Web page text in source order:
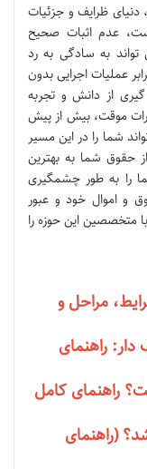
دنیای ظرایف و جزئیات
عدم اثبات صحیح
تواند به سادگی به رد
عملیات اجرایی بدون
از دانش و تجربه
موقت، بیش از پیش
شما را در این مسیر
حقوق شما به بهترین
را به طور چشمگیری
و اموال خود و عبور
متخصصین این حوزه را
مراحل و
راهنمای
راهنمای کامل
(راهنمای